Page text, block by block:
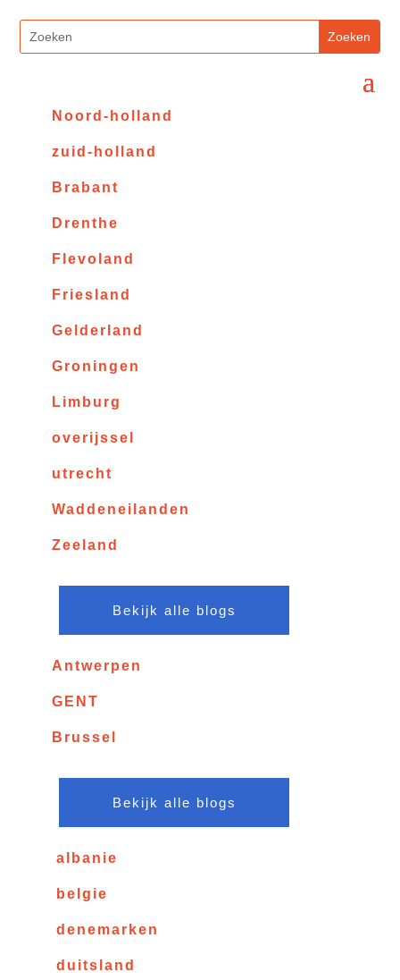
Noord-holland
zuid-holland
Brabant
Drenthe
Flevoland
Friesland
Gelderland
Groningen
Limburg
overijssel
utrecht
Waddeneilanden
Zeeland
Bekijk alle blogs
Antwerpen
GENT
Brussel
Bekijk alle blogs
albanie
belgie
denemarken
duitsland